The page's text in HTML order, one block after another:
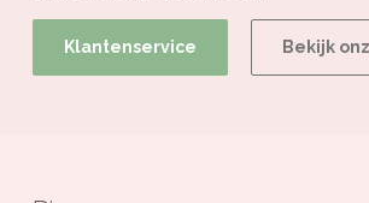
Klantenservice Bekijk